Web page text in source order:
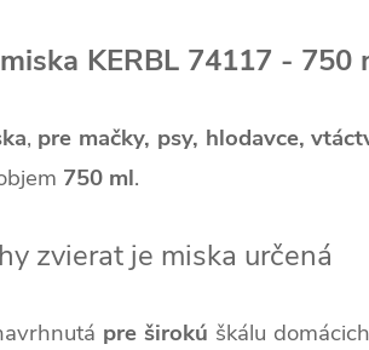
KERBL 74117 - 750
, pre mačky, psy, hlodavce,
750 ml.
zvierat je miska určená
pre širokú škálu